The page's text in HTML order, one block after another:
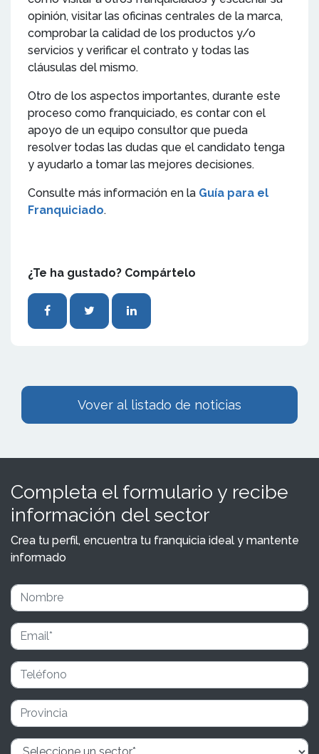
opinión, visitar las oficinas centrales de la marca,
comprobar la calidad de los productos y/o
servicios y verificar el contrato y todas las
cláusulas del mismo.
Otro de los aspectos importantes, durante este
proceso como franquiciado, es contar con el
apoyo de un equipo consultor que pueda
resolver todas las dudas que el candidato tenga
y ayudarlo a tomar las mejores decisiones.
Consulte más información en la Guía para el
Franquiciado.
¿Te ha gustado? Compártelo
Vover al listado de noticias
Completa el formulario y recibe
información del sector
Crea tu perfil, encuentra tu franquicia ideal y mantente
informado